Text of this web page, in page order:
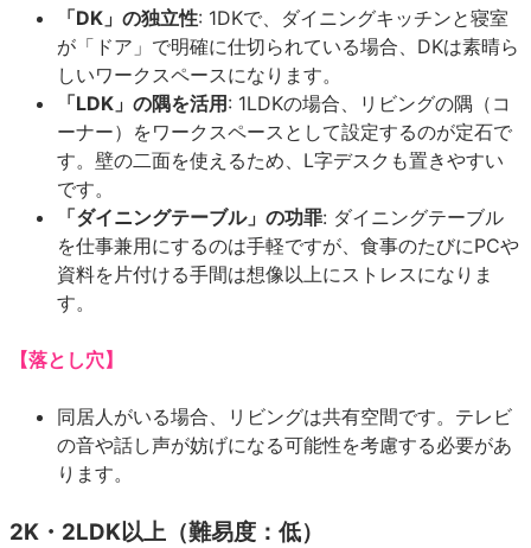
「DK」の独立性: 1DKで、ダイニングキッチンと寝室
が「ドア」で明確に仕切られている場合、DKは素晴ら
しいワークスペースになります。
「LDK」の隅を活用 : 1LDKの場合、リビングの隅（コ
ーナー）をワークスペースとして設定するのが定石で
す。壁の二面を使えるため、L字デスクも置きやすい
です。
「ダイニングテーブル」の功罪: ダイニングテーブル
を仕事兼用にするのは手軽ですが、食事のたびにPCや
資料を片付ける手間は想像以上にストレスになりま
す。
【落とし穴】
同居人がいる場合、リビングは共有空間です。テレビ
の音や話し声が妨げになる可能性を考慮する必要があ
ります。
2K・2LDK以上（難易度：低）